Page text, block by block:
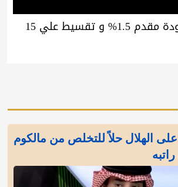
عرض لفترة محدودة مقدم 1.5% و تقسيط علي 15
على الهلال حلاً للتخلص من مالكوم